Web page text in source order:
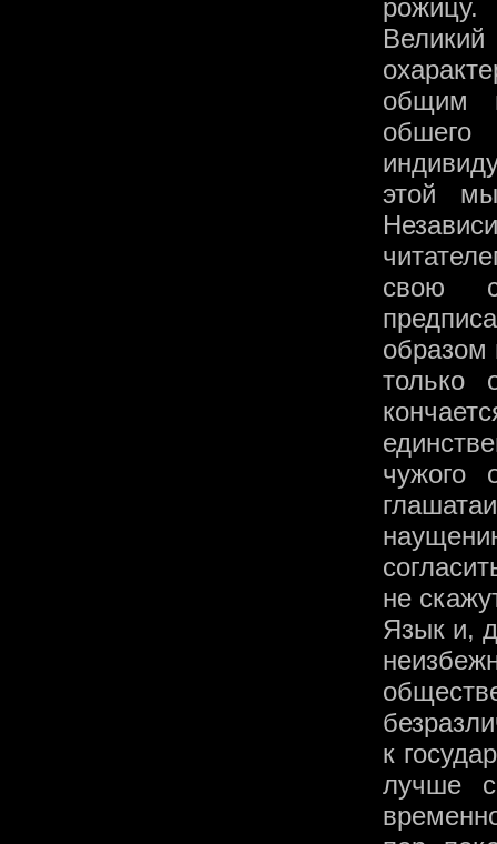
рожицу.
общим
этой
свою
образом
чужого
не
Язык и,
к
лучше